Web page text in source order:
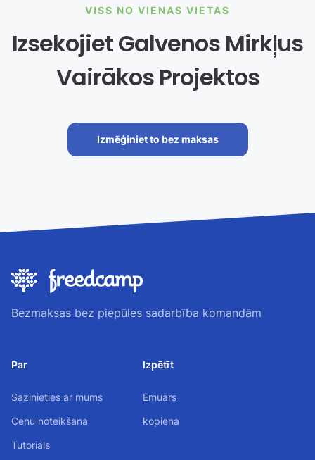
VISS NO VIENAS VIETAS
Izsekojiet Galvenos Mirkļus
Vairākos Projektos
Izmēģiniet to bez maksas
Bezmaksas bez piepūles sadarbība komandām
Par
Sazinieties ar mums
Cenu noteikšana
Tutorials
Izpētīt
Emuārs
kopiena